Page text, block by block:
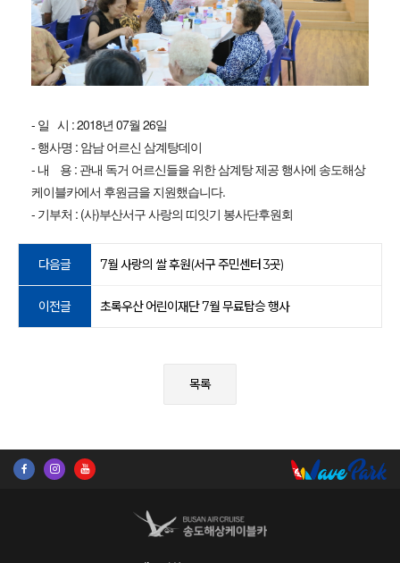
- 일 시 : 2018년 07월 26일
- 행사명 : 암남 어르신 삼계탕데이
- 내 용 : 관내 독거 어르신들을 위한 삼계탕 제공 행사에 송도해상
케이블카에서 후원금을 지원했습니다.
- 기부처 : (사)부산서구 사랑의 띠잇기 봉사단후원회
다음글 7월 사랑의 쌀 후원(서구 주민센터 3곳)
이전글 초록우산 어린이재단 7월 무료탑승 행사
목록